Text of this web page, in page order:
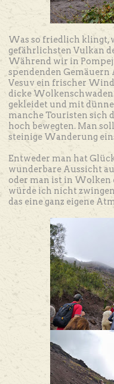
Was so friedlich klingt,
gefährlichsten Vulkan
Während wir in
spendenden Gemäuern
Vesuv ein frischer
dicke
gekleidet und mit
manche Touristen sich
hoch bewegten. Man
steinige Wanderung
Entweder man hat
wunderbare Aussicht
oder man ist in Wolken
würde ich nicht
das eine ganz eigene